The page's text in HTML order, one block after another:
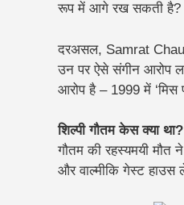
रूप में आगे रख सकती है?
दरअसल, Samrat
उन पर ऐसे संगीन आरोप
आरोप है – 1999 में ‘मिस
शिल्पी गौतम केस क्या
गौतम की रहस्यमयी मौत
और वाल्मीकि गेस्ट हाउस